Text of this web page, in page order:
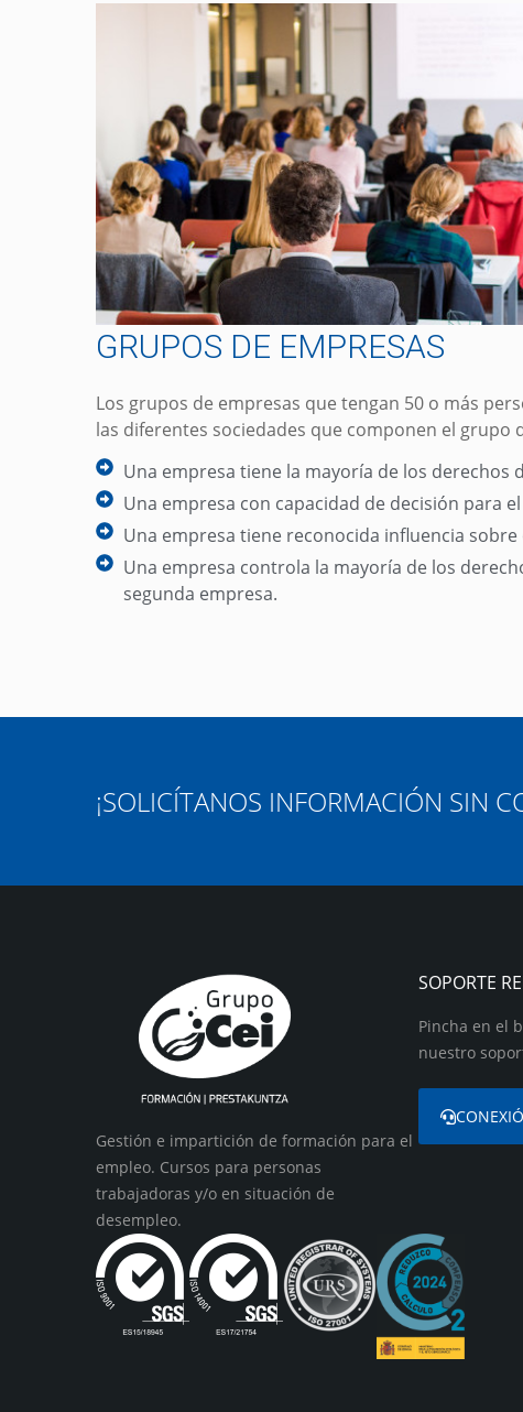
GRUPOS DE EMPRESAS
Los grupos de empresas que tengan 50 o más
las diferentes sociedades que componen el grupo
Una empresa tiene la mayoría de los derechos
Una empresa con capacidad de decisión para
Una empresa tiene reconocida influencia
Una empresa controla la mayoría de los
segunda empresa.
¡SOLICÍTANOS INFORMACIÓN SIN
Gestión e impartición de formación para el
empleo. Cursos para personas
trabajadoras y/o en situación de
desempleo.
SOPORTE
Pincha en el
nuestro